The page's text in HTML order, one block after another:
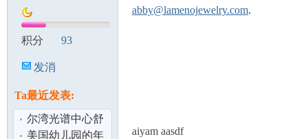
积分 93
发消
Ta最近发表:
尔湾光谱中心舒
适两房两浴公寓
美国幼儿园的年
abby@lamenojewelry.com.
aiyam aasdf